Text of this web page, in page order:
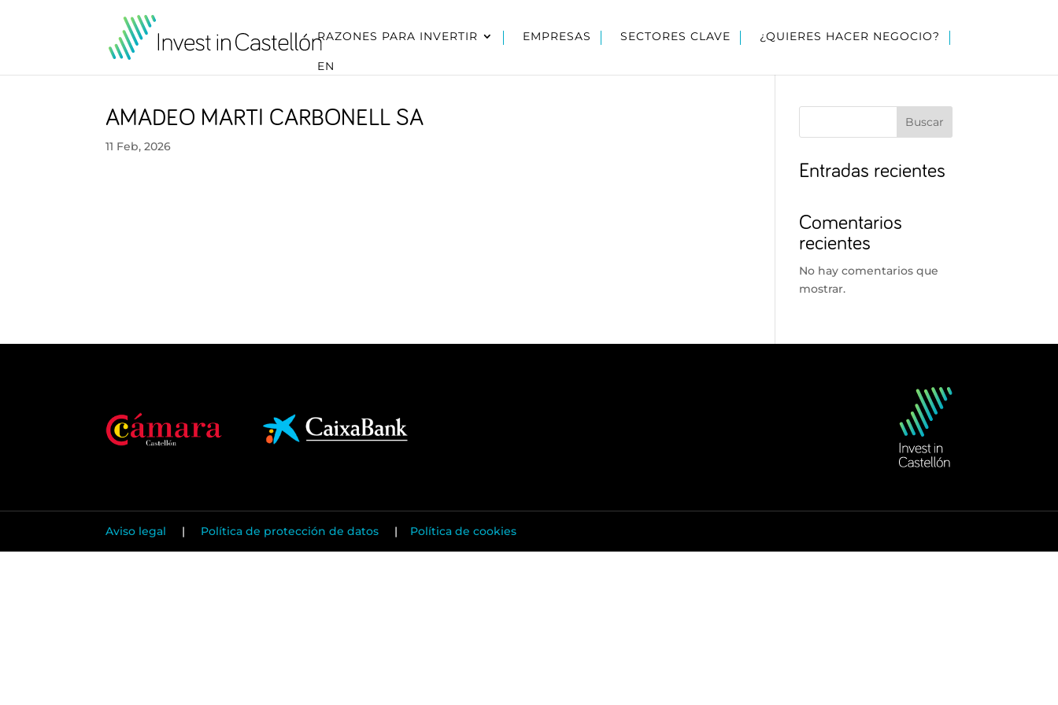
RAZONES PARA INVERTIR EMPRESAS SECTORES CLAVE ¿QUIERES HACER NEGOCIO?
EN
AMADEO MARTI CARBONELL SA
11 Feb, 2026
Buscar
Entradas recientes
Comentarios
recientes
No hay comentarios que
mostrar.
Aviso legal | Política de protección de datos | Política de cookies